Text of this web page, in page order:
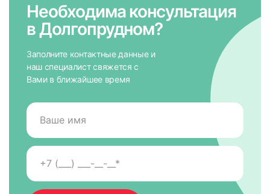
Необходима консультация
в Долгопрудном?
Заполните контактные данные и
наш специалист свяжется с
Вами в ближайшее время